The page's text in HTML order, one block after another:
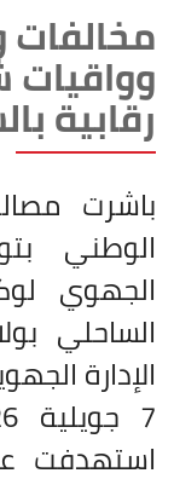
رقابية
باشرت
الوطني
الجهوي
الساحلي
الإدارة
استهدفت